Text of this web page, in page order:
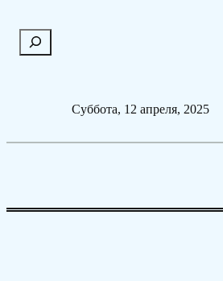
о
Суббота, 12 апреля, 2025